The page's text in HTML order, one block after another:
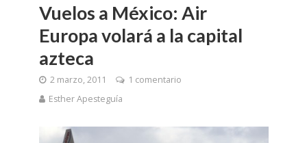
Vuelos a México: Air
Europa volará a la capital
azteca
2 marzo, 2011
1 comentario
Esther Apesteguía